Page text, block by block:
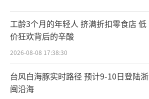
工龄3个月的年轻人 挤满折扣零食店 低
价狂欢背后的辛酸
2026-08-08 17:38:30
台风白海豚实时路径 预计9-10日登陆浙
闽沿海